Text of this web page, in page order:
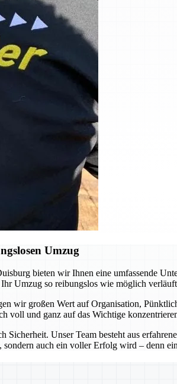
Umzug
bieten wir Ihnen eine umfassende
Umzug so reibungslos wie möglich
wir großen Wert auf Organisation,
und ganz auf das Wichtige
Unser Team besteht aus
auch ein voller Erfolg wird – denn